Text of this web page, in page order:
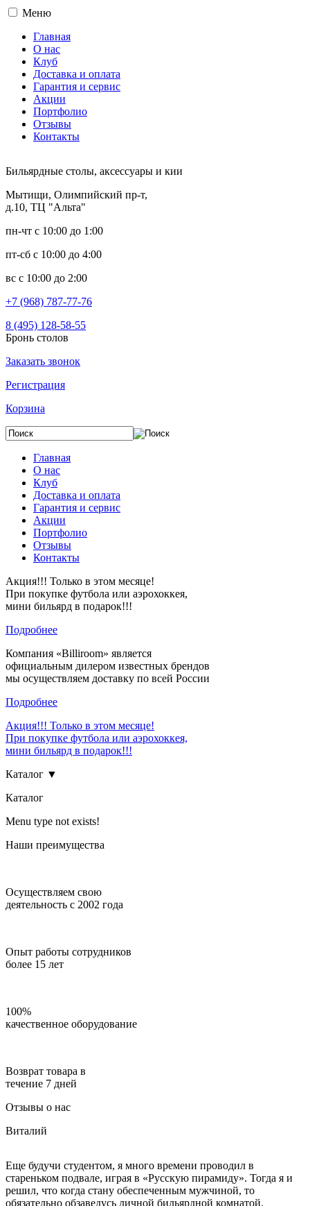
Меню
Главная
О нас
Клуб
Доставка и оплата
Гарантия и сервис
Акции
Портфолио
Отзывы
Контакты
Бильярдные столы, аксессуары и кии
Мытищи, Олимпийский пр-т,
д.10, ТЦ "Альта"
пн-чт с 10:00 до 1:00
пт-сб с 10:00 до 4:00
вс с 10:00 до 2:00
+7 (968) 787-77-76
8 (495) 128-58-55
Бронь столов
Заказать звонок
Регистрация
Корзина
Главная
О нас
Клуб
Доставка и оплата
Гарантия и сервис
Акции
Портфолио
Отзывы
Контакты
Акция!!! Только в этом месяце!
При покупке футбола или аэрохоккея,
мини бильярд в подарок!!!
Подробнее
Компания «Billiroom» является
официальным дилером известных брендов
мы осуществляем доставку по всей России
Подробнее
Акция!!! Только в этом месяце!
При покупке футбола или аэрохоккея,
мини бильярд в подарок!!!
Каталог ▼
Каталог
Menu type not exists!
Наши преимущества
Осуществляем свою
деятельность с 2002 года
Опыт работы сотрудников
более 15 лет
100%
качественное оборудование
Возврат товара в
течение 7 дней
Отзывы о нас
Виталий
Еще будучи студентом, я много времени проводил в
стареньком подвале, играя в «Русскую пирамиду». Тогда я и
решил, что когда стану обеспеченным мужчиной, то
обязательно обзаведусь личной бильярдной комнатой.